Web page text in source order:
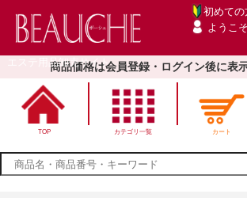
エステ用品卸売サイト
初めての
ようこ
商品価格は会員登録・ログイン後に表
TOP カテゴリ一覧 カート